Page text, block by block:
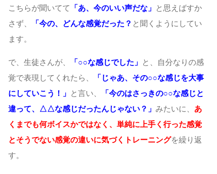
こちらが聞いてて
「あ、今のいい声だな」
と思えばすか
さず、
「今の、どんな感覚だった？ と聞くようにしてい
ます。
で、生徒さんが、 「○○な感じでした」
と、自分なりの感
覚で表現してくれたら、
「じゃあ、その○○な感じを大事
にしていこう！」
と言い、
「今のはさっきの○○な感じと
違って、△△な感じだったんじゃない？」 みたいに、 あ
くまでも何ボイスかではなく、単純に上手く行った感覚
とそうでない感覚の違いに気づくトレーニングを繰り返
す。